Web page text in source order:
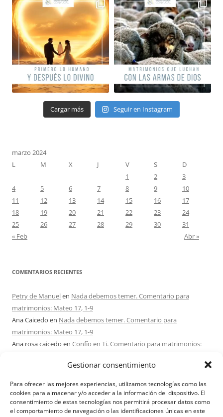
Gestionar consentimiento
Para ofrecer las mejores experiencias, utilizamos tecnologías como las
cookies para almacenar y/o acceder a la información del dispositivo. El
consentimiento de estas tecnologías nos permitirá procesar datos como
el comportamiento de navegación o las identificaciones únicas en este
Cargar más Seguir en Instagram
marzo 2024
L
M X J V S
D
1
2
3
4
5 6 7 8 9
10
11
12 13 14 15 16
17
18
19 20 21 22 23
24
25
26 27 28 29 30
31
« Feb
Abr »
COMENTARIOS RECIENTES
Petry de Manuelen Nada debemos temer. Comentario para
matrimonios: Mateo 17, 1-9
Ana Caicedo en Nada debemos temer. Comentario para
matrimonios: Mateo 17, 1-9
Ana rosa caicedo en Confío en Ti. Comentario para matrimonios:
en¿Ser o hacer? Comentario para Matrimonios:
Mateo 15, 1-2. 10-14
Maria Asuncion Herrero Mendezen¿Ser o hacer? Comentario para
Matrimonios: Mateo 15, 1-2. 10-14